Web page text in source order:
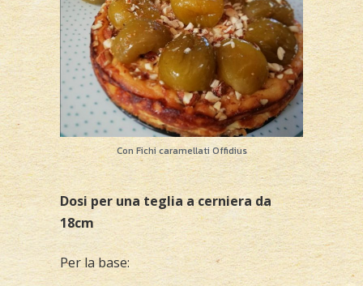
Con Fichi caramellati Offidius
Dosi per una teglia a cerniera da
18cm
Per la base: